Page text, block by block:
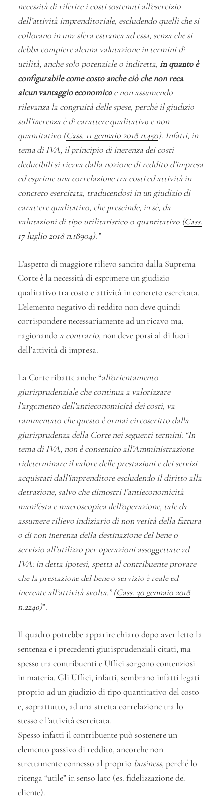
necessità di riferire i costi sostenuti all’esercizio
dell’attività imprenditoriale, escludendo quelli che si
collocano in una sfera estranea ad essa, senza che si
debba compiere alcuna valutazione in termini di
utilità, anche solo potenziale o indiretta, in quanto è
configurabile come costo anche ciò che non reca
alcun vantaggio economicoe non assumendo
rilevanza la congruità delle spese, perchè il giudizio
sull’inerenza è di carattere qualitativo e non
quantitativo (Cass. 11 gennaio 2018 n.450). Infatti, in
tema di IVA, il principio di inerenza dei costi
deducibili si ricava dalla nozione di reddito d’impresa
ed esprime una correlazione tra costi ed attività in
concreto esercitata, traducendosi in un giudizio di
carattere qualitativo, che prescinde, in sè, da
valutazioni di tipo utilitaristico o quantitativo (Cass.
17 luglio 2018 n.18904).”
L’aspetto di maggiore rilievo sancito dalla Suprema
Corte è la necessità di esprimere un giudizio
qualitativo tra costo e attività in concreto esercitata.
L’elemento negativo di reddito non deve quindi
corrispondere necessariamente ad un ricavo ma,
ragionando a contrario, non deve porsi al di fuori
dell’attività di impresa.
La Corte ribatte anche “all’orientamento
giurisprudenziale che continua a valorizzare
l’argomento dell’antieconomicità dei costi, va
rammentato che questo è ormai circoscritto dalla
giurisprudenza della Corte nei seguenti termini: “In
tema di IVA, non è consentito all’Amministrazione
rideterminare il valore delle prestazioni e dei servizi
acquistati dall’imprenditore escludendo il diritto alla
detrazione, salvo che dimostri l’antieconomicità
manifesta e macroscopica dell’operazione, tale da
assumere rilievo indiziario di non verità della fattura
o di non inerenza della destinazione del bene o
servizio all’utilizzo per operazioni assoggettate ad
IVA: in detta ipotesi, spetta al contribuente provare
che la prestazione del bene o servizio è reale ed
inerente all’attività svolta.” (Cass. 30 gennaio 2018
n.2240)”.
Il quadro potrebbe apparire chiaro dopo aver letto la
sentenza e i precedenti giurisprudenziali citati, ma
spesso tra contribuenti e Uffici sorgono contenziosi
in materia. Gli Uffici, infatti, sembrano infatti legati
proprio ad un giudizio di tipo quantitativo del costo
e, soprattutto, ad una stretta correlazione tra lo
stesso e l’attività esercitata.
Spesso infatti il contribuente può sostenere un
elemento passivo di reddito, ancorché non
strettamente connesso al proprio business, perché lo
ritenga “utile” in senso lato (es. fidelizzazione del
cliente).